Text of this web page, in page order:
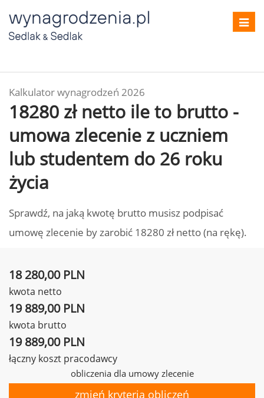
Kalkulator wynagrodzeń 2026
18280 zł netto ile to brutto -
umowa zlecenie z uczniem
lub studentem do 26 roku
życia
Sprawdź, na jaką kwotę brutto musisz podpisać
umowę zlecenie by zarobić 18280 zł netto (na rękę).
18 280,00 PLN
kwota netto
19 889,00 PLN
kwota brutto
19 889,00 PLN
łączny koszt pracodawcy
obliczenia dla umowy zlecenie
zmień kryteria obliczeń